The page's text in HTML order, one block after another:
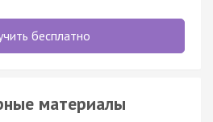
бесплатно
материалы